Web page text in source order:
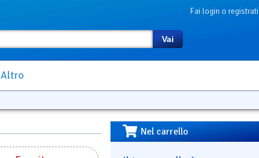
Fai login o registrati
Vai
Altro
Nel carrello